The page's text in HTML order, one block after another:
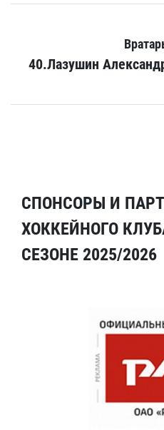
40.Лазушин
СПОНСОРЫ И
ХОККЕЙНОГО
СЕЗОНЕ 2025/2026